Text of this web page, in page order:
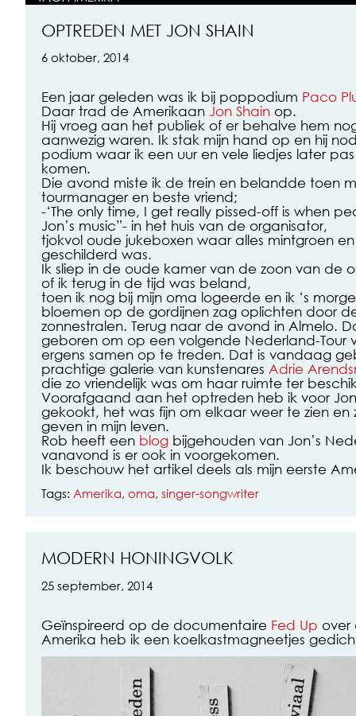
OPTREDEN MET JON SHAIN
6 oktober, 2014
Een jaar geleden was ik bij poppodium Paco
Daar trad de Amerikaan Jon Shain op.
Hij vroeg aan het publiek of er behalve hem
aanwezig waren. Ik stak mijn hand op en hij
podium waar ik een uur en vele liedjes later
komen.
Die avond miste ik de trein en belandde toen
tourmanager en beste vriend;
-‘The only time, I get really pissed-off is when
Jon’s music”- in het huis van de organisator,
tjokvol oude jukeboxen waar alles mintgroen
geschilderd was.
Ik sliep in de oude kamer van de zoon van de
of ik terug in de tijd was beland,
toen ik nog bij mijn oma logeerde en ik ‘s
bloemen op de gordijnen zag oplichten door
zonnestralen. Terug naar de avond in Almelo.
geboren om op een volgende Nederland-Tour
ergens samen op te treden. Dat is vandaag
prachtige galerie van kunstenares Adrie
die zo vriendelijk was om haar ruimte ter
Voorafgaand aan het optreden heb ik voor
gekookt, het was fijn om elkaar weer te zien en
geven in mijn leven.
Rob heeft een blog bijgehouden van Jon’s
vanavond is er ook in voorgekomen.
Ik beschouw het artikel deels als mijn eerste
Tags: Amerika, oma, singer-songwriter
MODERN HONINGVOLK
25 september, 2014
Geïnspireerd op de documentaire Fed Up over
Amerika heb ik een koelkastmagneetjes